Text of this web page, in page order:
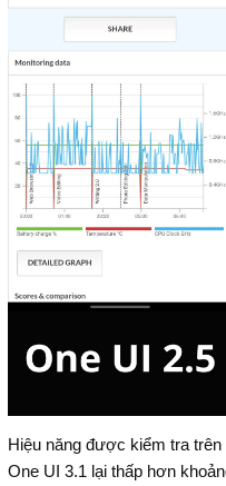
Hiệu năng được kiểm tra
One UI 3.1 lại thấp hơn